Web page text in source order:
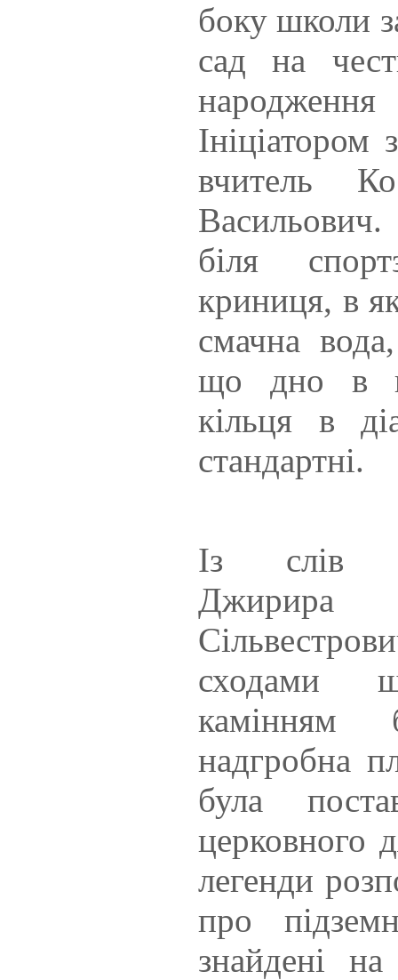
боку школи
сад на
Ініціатором
вчитель
біля
криниця, в
смачна
що дно в
кільця в
стандартні.
Із слів
сходами
камінням
надгробна
була
церковного
легенди
про
знайдені